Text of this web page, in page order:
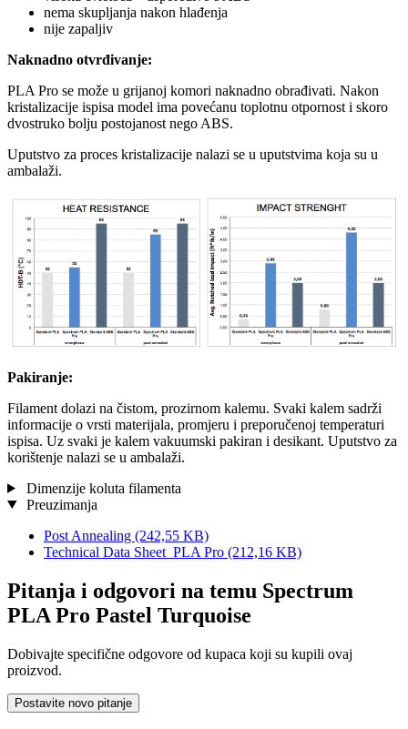
nema skupljanja nakon hlađenja
nije zapaljiv
Naknadno otvrđivanje:
PLA Pro se može u grijanoj komori naknadno obrađivati. Nakon
kristalizacije ispisa model ima povećanu toplotnu otpornost i skoro
dvostruko bolju postojanost nego ABS.
Uputstvo za proces kristalizacije nalazi se u uputstvima koja su u
ambalaži.
Pakiranje:
Filament dolazi na čistom, prozirnom kalemu. Svaki kalem sadrži
informacije o vrsti materijala, promjeru i preporučenoj temperaturi
ispisa. Uz svaki je kalem vakuumski pakiran i desikant. Uputstvo za
korištenje nalazi se u ambalaži.
Dimenzije koluta filamenta
Preuzimanja
Post Annealing (242,55 KB)
Technical Data Sheet_PLA Pro (212,16 KB)
Pitanja i odgovori na temu Spectrum
PLA Pro Pastel Turquoise
Dobivajte specifične odgovore od kupaca koji su kupili ovaj
proizvod.
Postavite novo pitanje